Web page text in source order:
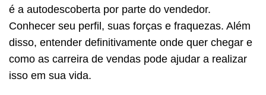
é a autodescoberta por parte do vendedor.
Conhecer seu perfil, suas forças e fraquezas. Além
disso, entender definitivamente onde quer chegar e
como as carreira de vendas pode ajudar a realizar
isso em sua vida.